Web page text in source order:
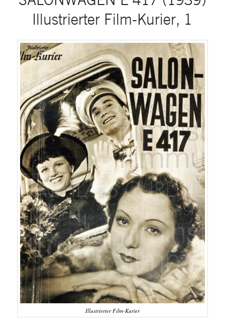
Illustrierter Film-Kurier, 1
Illustrierter Film-Kurier